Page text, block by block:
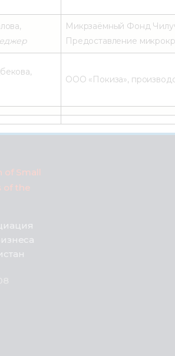
Микрзаёмный Фонд
Предоставление
OOO «Покиза»,